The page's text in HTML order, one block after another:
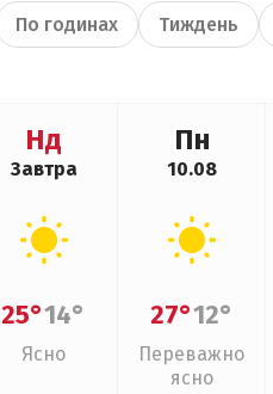
По годинах Тиждень
Нд
Завтра
25°14°
Ясно
Пн
10.08
27°12°
Переважно
ясно